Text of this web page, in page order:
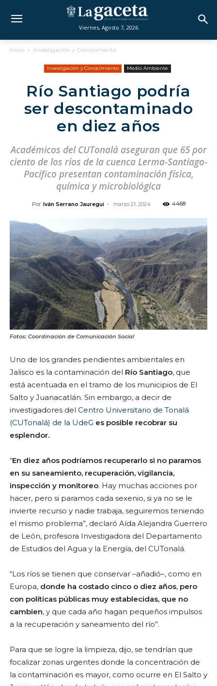
Viernes, Agosto 7, 2026
Inicio Investigación y Conocimiento
Investigación y Conocimiento Medio Ambiente
Río Santiago podría
ser descontaminado
en diez años
Académicos del CUTonalá aseguran que 65 por
ciento de los ríos de la cuenca Lerma-Santiago-
Pacífico presentan contaminación física,
química y microbiológica
Por Iván Serrano Jauregui - marzo 21, 2024 4468
Fotos: Coordinación de Comunicación Social
Uno de los grandes pendientes ambientales en
Jalisco es la contaminación del Río Santiago, que
está acentuada en el tramo de los municipios de El
Salto y Juanacatlán. Sin embargo, a decir de
investigadores del Centro Universitario de Tonalá
(CUTonalá) de la UdeG es posible recobrar su
esplendor.
“En diez años podríamos recuperarlo si no paramos
en su saneamiento, recuperación, vigilancia,
inspección y monitoreo. Hay muchas acciones por
hacer, pero si paramos cada sexenio, si ya no se le
invierte recurso y nadie trabaja, seguiremos teniendo
el mismo problema”, declaró Aída Alejandra Guerrero
de León, profesora Investigadora del Departamento
de Estudios del Agua y la Energía, del CUTonalá.
“Los ríos se tienen que conservar –añadió–, como en
Europa, donde ha costado cinco o diez años, pero
con políticas públicas muy establecidas, que no
cambien, y que cada año hagan pequeños impulsos
a la recuperación y saneamiento del río”.
Para que se logre la limpieza, dijo, se tendrían que
focalizar zonas urgentes donde la concentración de
la contaminación es mayor, como ocurre en El Salto y